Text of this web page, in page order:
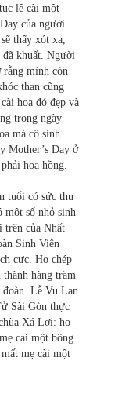
lệ cài một
của người
thấy xót xa,
đã khuất. Người
rằng mình còn
than cũng
hoa đó đẹp và
trong ngày
mà cô sinh
Mother’s Day ở
hoa hồng.
tuổi có sức thu
một số nhỏ sinh
trên của Nhất
Sinh Viên
cực. Họ chép
hàng trăm
đoàn. Lễ Vu Lan
Sài Gòn thực
Xá Lợi: họ
cài một bông
mẹ cài một